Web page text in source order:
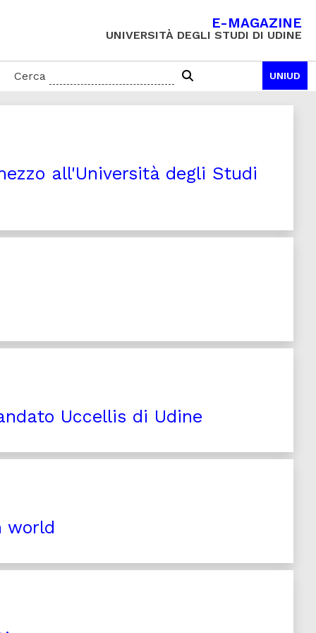
E-MAGAZINE
UNIVERSITÀ DEGLI STUDI DI UDINE
Cerca UNIUD
all'Università degli Studi
Uccellis di Udine
world